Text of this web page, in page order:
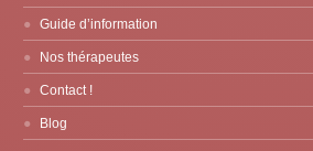
Guide d’information
Nos thérapeutes
Contact !
Blog